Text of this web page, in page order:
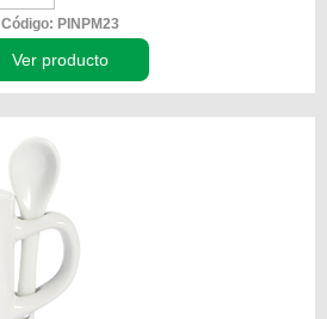
Código: PINPM23
Ver producto